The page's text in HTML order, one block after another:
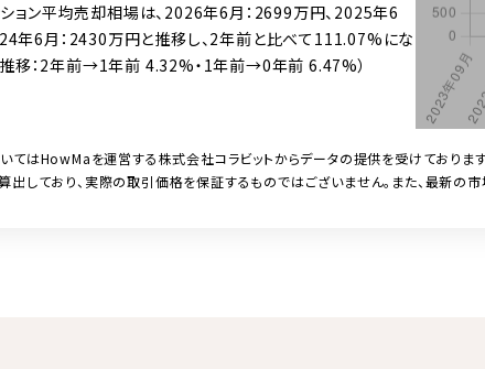
ョン平均売却相場は、2026年6月：2699万円、2025年6
年6月：2430万円と推移し、2年前と比べて111.07%にな
推移：2年前→1年前 4.32%・1年前→0年前 6.47%）
はHowMaを運営する株式会社コラビットからデータの提供を受けております
出しており、実際の取引価格を保証するものではございません。また、最新の